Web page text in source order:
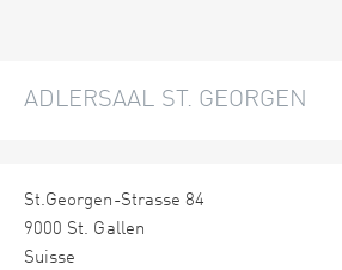
ADLERSAAL ST. GEORGEN
St.Georgen-Strasse 84
9000 St. Gallen
Suisse